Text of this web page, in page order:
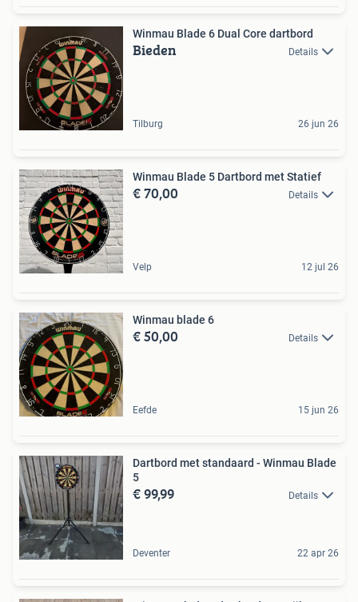
Winmau Blade 6 Dual Core dartbord
Bieden Details
Tilburg 26 jun 26
Winmau Blade 5 Dartbord met Statief
€ 70,00 Details
Velp 12 jul 26
Winmau blade 6
€ 50,00 Details
Eefde 15 jun 26
Dartbord met standaard - Winmau Blade
5
€ 99,99 Details
Deventer 22 apr 26